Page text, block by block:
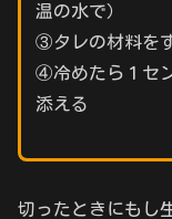
温の水で）
③タレの材料を
④冷めたら１セ
添える
切ったときにもし